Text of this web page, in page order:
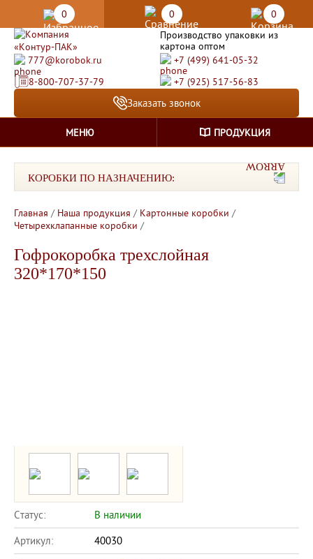
0 0
0
Производство упаковки из
картона оптом
777@korobok.ru
+7 (499) 641-05-32
8-800-707-37-79
+7 (925) 517-56-83
Заказать звонок
МЕНЮ ПРОДУКЦИЯ
КОРОБКИ ПО НАЗНАЧЕНИЮ:
Главная / Наша продукция / Картонные коробки /
Четырехклапанные коробки /
Гофрокоробка трехслойная
320*170*150
Статус:
В наличии
Артикул:
40030